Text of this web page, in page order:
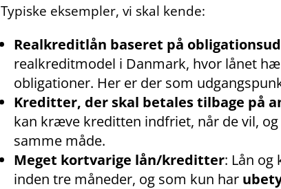
Typiske eksempler, vi skal kende:
Realkreditlån baseret på
realkreditmodel i Danmark, hvor lånet
obligationer. Her er der som
Kreditter, der skal betales tilbage på
kan kræve kreditten indfriet, når de vil,
samme måde.
Meget kortvarige lån/kreditter: Lån og
inden tre måneder, og som kun har